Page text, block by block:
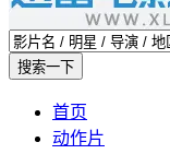
首页
动作片